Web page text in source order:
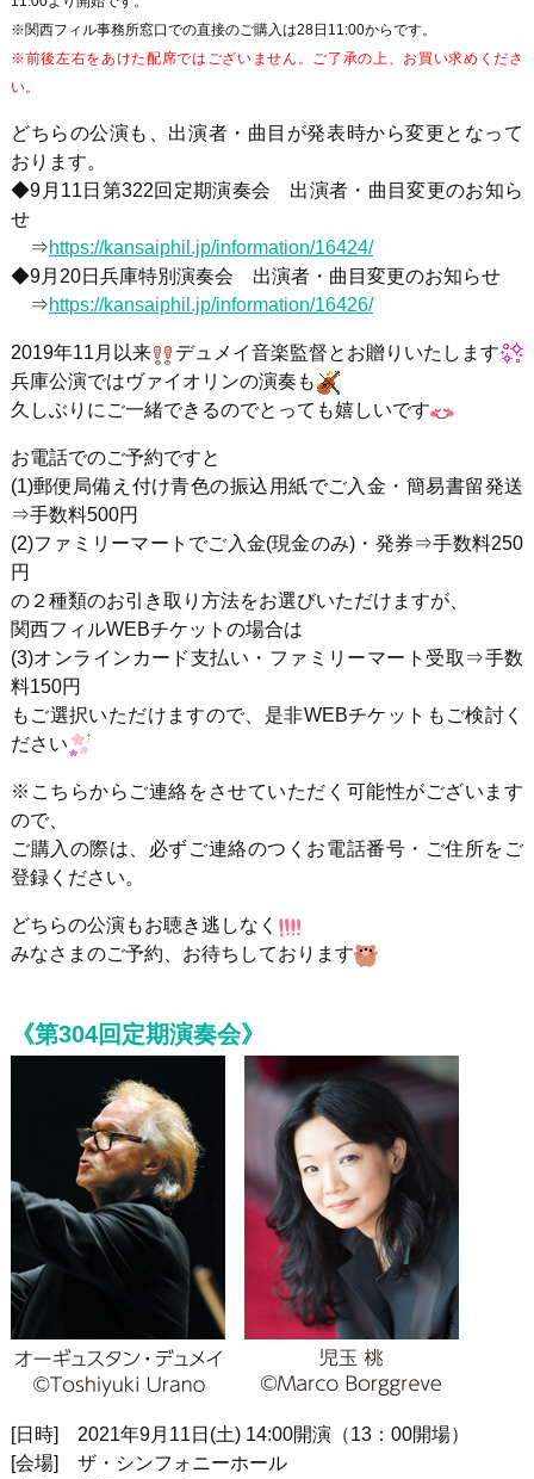
※関西フィル事務所窓口での直接のご購入は28日11:00からです。
※前後左右をあけた配席ではございません。ご了承の上、お買い求めくださ
い。
どちらの公演も、出演者・曲目が発表時から変更となって
おります。
◆9月11日第322回定期演奏会 出演者・曲目変更のお知ら
せ
⇒https://kansaiphil.jp/information/16424/
◆9月20日兵庫特別演奏会 出演者・曲目変更のお知らせ
⇒https://kansaiphil.jp/information/16426/
2019年11月以来
デュメイ音楽監督とお贈りいたします
兵庫公演ではヴァイオリンの演奏も
久しぶりにご一緒できるのでとっても嬉しいです
お電話でのご予約ですと
(1)郵便局備え付け青色の振込用紙でご入金・簡易書留発送
⇒手数料500円
(2)ファミリーマートでご入金(現金のみ)・発券⇒手数料250
円
の２種類のお引き取り方法をお選びいただけますが、
関西フィルWEBチケットの場合は
(3)オンラインカード支払い・ファミリーマート受取⇒手数
料150円
もご選択いただけますので、是非WEBチケットもご検討く
ださい
※こちらからご連絡をさせていただく可能性がございます
ので、
ご購入の際は、必ずご連絡のつくお電話番号・ご住所をご
登録ください。
どちらの公演もお聴き逃しなく
みなさまのご予約、お待ちしております
《第304回定期演奏会》
[日時] 2021年9月11日(土) 14:00開演（13：00開場）
[会場] ザ・シンフォニーホール